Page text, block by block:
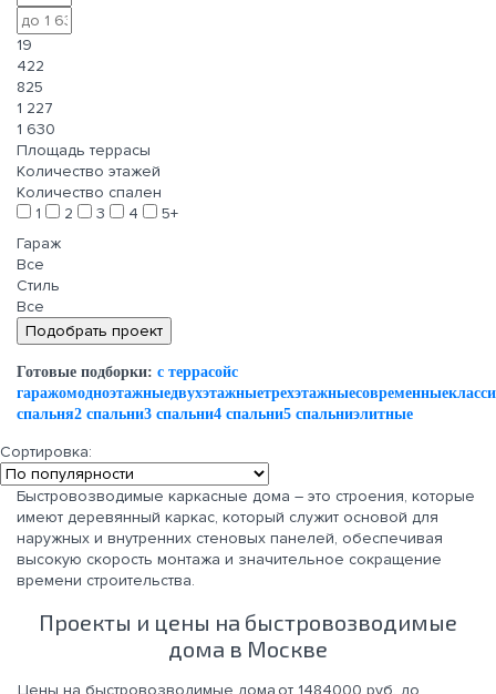
19
422
825
1 227
1 630
Площадь террасы
Количество этажей
Количество спален
1
2 3 4
5+
Гараж
Все
Стиль
Все
Готовые подборки: с террасойс
гаражомодноэтажныедвухэтажныетрехэтажныесовременные
спальня2 спальни3 спальни4 спальни5 спальниэлитные
Сортировка:
Быстровозводимые каркасные дома – это строения, которые
имеют деревянный каркас, который служит основой для
наружных и внутренних стеновых панелей, обеспечивая
высокую скорость монтажа и значительное сокращение
времени строительства.
Проекты и цены на быстровозводимые
дома в Москве
Цены на быстровозводимые дома от 1484000 руб. до